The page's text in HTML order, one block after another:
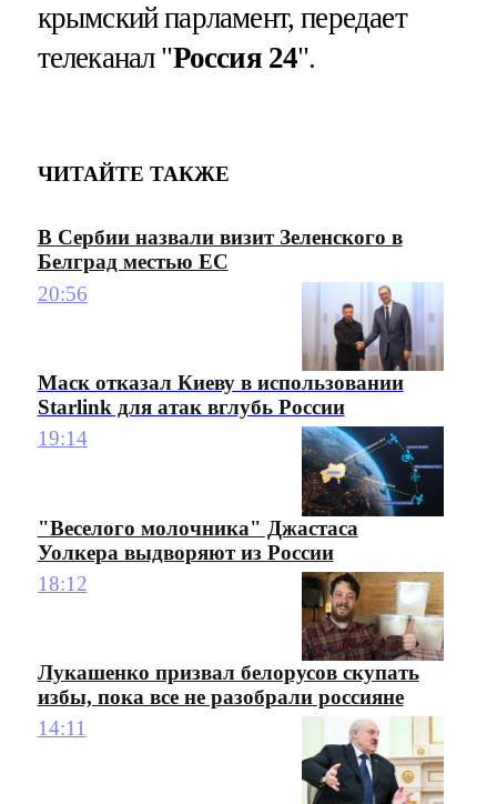
крымский парламент, передает
телеканал "Россия 24".
ЧИТАЙТЕ ТАКЖЕ
В Сербии назвали визит Зеленского в
Белград местью ЕС
20:56
Маск отказал Киеву в использовании
Starlink для атак вглубь России
19:14
"Веселого молочника" Джастаса
Уолкера выдворяют из России
18:12
Лукашенко призвал белорусов скупать
избы, пока все не разобрали россияне
14:11